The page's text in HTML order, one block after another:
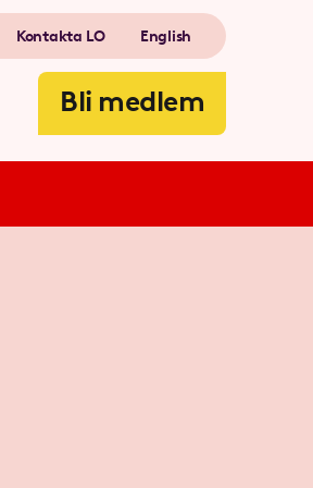
Bli medlem
Kontakta LO English